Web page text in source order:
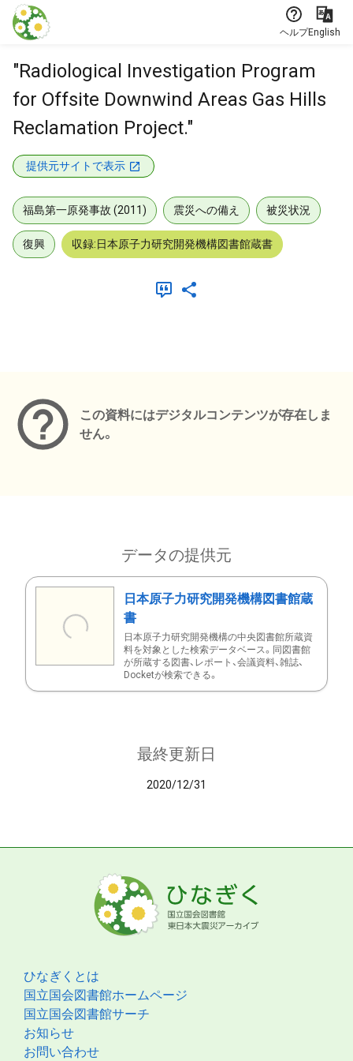
本文に飛ぶ
ヘルプEnglish
"Radiological Investigation Program
for Offsite Downwind Areas Gas Hills
Reclamation Project."
提供元サイトで表示
福島第一原発事故 (2011) 震災への備え 被災状況
復興 収録:日本原子力研究開発機構図書館蔵書
この資料にはデジタルコンテンツが存在しま
せん。
データの提供元
日本原子力研究開発機構図書館蔵
書
日本原子力研究開発機構の中央図書館所蔵資
料を対象とした検索データベース。同図書館
が所蔵する図書、レポート、会議資料、雑誌、
Docketが検索できる。
最終更新日
2020/12/31
ひなぎくとは
国立国会図書館ホームページ
国立国会図書館サーチ
お知らせ
お問い合わせ